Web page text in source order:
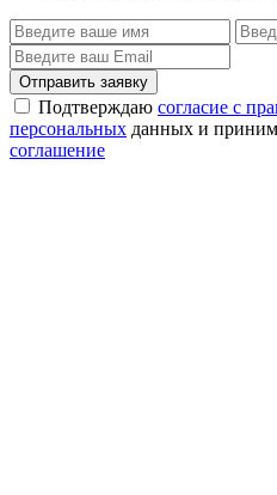
Отправить заявку
Подтверждаю согласие с
персональных данных и
соглашение